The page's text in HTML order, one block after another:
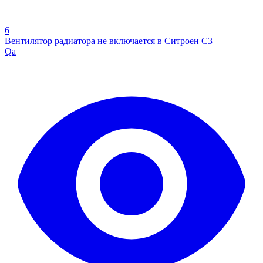
6
Вентилятор радиатора не включается в Ситроен С3
Qa